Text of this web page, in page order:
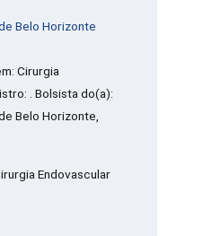
Belo Horizonte
Cirurgia
. Bolsista do(a):
Belo Horizonte,
Endovascular